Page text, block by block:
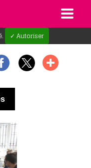
✓ Autoriser